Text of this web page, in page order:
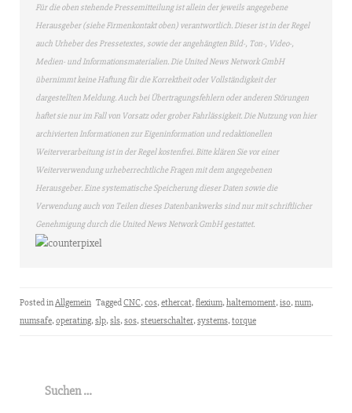
Für die oben stehende Pressemitteilung ist allein der jeweils angegebene
Herausgeber (siehe Firmenkontakt oben) verantwortlich. Dieser ist in der Regel
auch Urheber des Pressetextes, sowie der angehängten Bild-, Ton-, Video-,
Medien- und Informationsmaterialien. Die United News Network GmbH
übernimmt keine Haftung für die Korrektheit oder Vollständigkeit der
dargestellten Meldung. Auch bei Übertragungsfehlern oder anderen Störungen
haftet sie nur im Fall von Vorsatz oder grober Fahrlässigkeit. Die Nutzung von hier
archivierten Informationen zur Eigeninformation und redaktionellen
Weiterverarbeitung ist in der Regel kostenfrei. Bitte klären Sie vor einer
Weiterverwendung urheberrechtliche Fragen mit dem angegebenen
Herausgeber. Eine systematische Speicherung dieser Daten sowie die
Verwendung auch von Teilen dieses Datenbankwerks sind nur mit schriftlicher
Genehmigung durch die United News Network GmbH gestattet.
Posted inAllgemein TaggedCNC,cos,ethercat,flexium,haltemoment,iso,num,
numsafe,operating,slp,sls,sos,steuerschalter,systems,torque
nach: